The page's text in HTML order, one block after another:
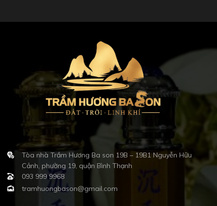
Tòa nhà Trầm Hương Ba son 19B – 19B1 Nguyễn Hữu
Cảnh, phường 19, quận Bình Thạnh
093 999 9968
tramhuongbason@gmail.com